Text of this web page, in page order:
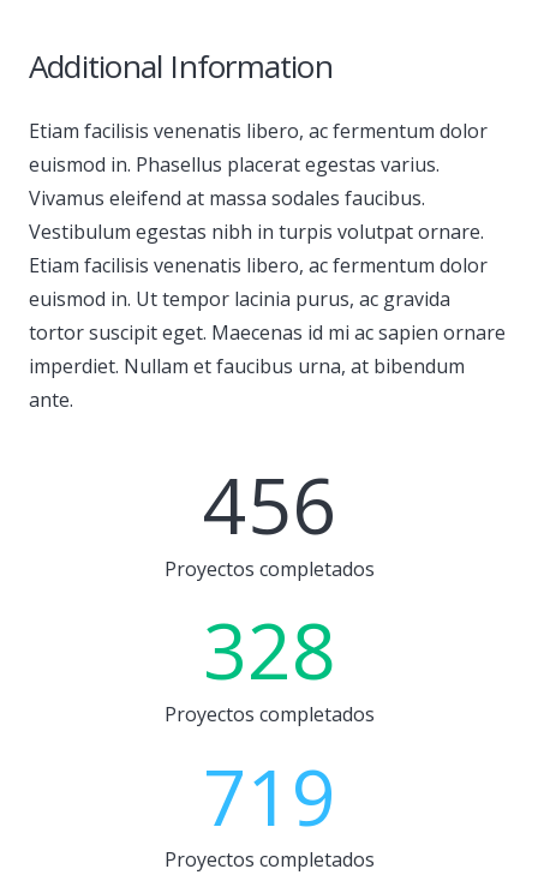
Additional Information
Etiam facilisis venenatis libero, ac fermentum dolor
euismod in. Phasellus placerat egestas varius.
Vivamus eleifend at massa sodales faucibus.
Vestibulum egestas nibh in turpis volutpat ornare.
Etiam facilisis venenatis libero, ac fermentum dolor
euismod in. Ut tempor lacinia purus, ac gravida
tortor suscipit eget. Maecenas id mi ac sapien ornare
imperdiet. Nullam et faucibus urna, at bibendum
ante.
456
Proyectos completados
328
Proyectos completados
719
Proyectos completados